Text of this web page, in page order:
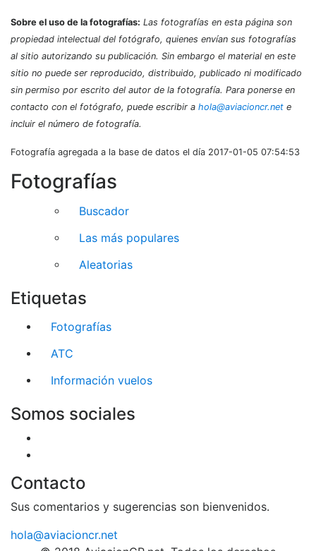
Sobre el uso de la fotografías: Las fotografías en esta página son
propiedad intelectual del fotógrafo, quienes envían sus fotografías
al sitio autorizando su publicación. Sin embargo el material en este
sitio no puede ser reproducido, distribuido, publicado ni modificado
sin permiso por escrito del autor de la fotografía. Para ponerse en
contacto con el fotógrafo, puede escribir a hola@aviacioncr.net e
incluir el número de fotografía.
Fotografía agregada a la base de datos el día 2017-01-05 07:54:53
Fotografías
Buscador
Las más populares
Aleatorias
Etiquetas
Fotografías
ATC
Información vuelos
Somos sociales
Contacto
Sus comentarios y sugerencias son bienvenidos.
hola@aviacioncr.net